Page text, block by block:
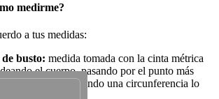
medirme?
a tus medidas:
busto: medida tomada con la cinta métrica
el cuerpo, pasando por el punto más
y espalda formando una circunferencia lo